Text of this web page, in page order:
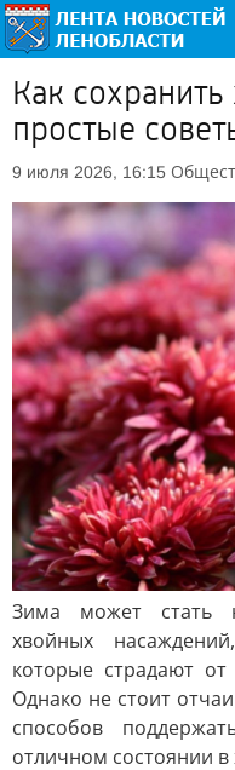
Как
простые
9 июля 2026, 16:15
Зима может стать
хвойных
которые страдают
Однако не стоит
способов
отличном состоянии